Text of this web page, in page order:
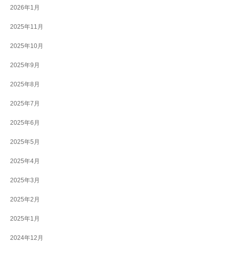
2026年1月
2025年11月
2025年10月
2025年9月
2025年8月
2025年7月
2025年6月
2025年5月
2025年4月
2025年3月
2025年2月
2025年1月
2024年12月